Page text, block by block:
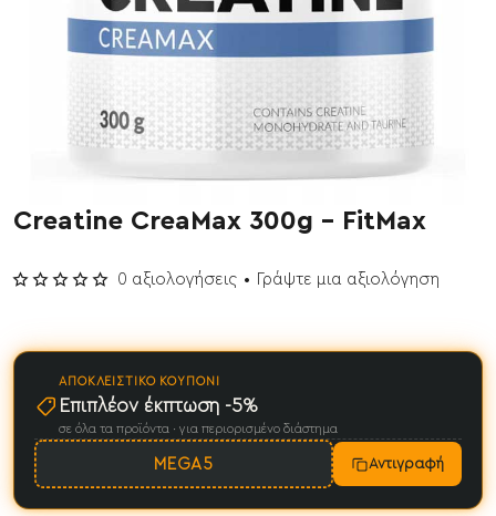
Έχει εξαντληθεί
Creatine CreaMax 300g - FitMax
0 αξιολογήσεις • Γράψτε μια αξιολόγηση
ΑΠΟΚΛΕΙΣΤΙΚΌ ΚΟΥΠΌΝΙ
Επιπλέον έκπτωση -5%
σε όλα τα προϊόντα · για περιορισμένο διάστημα
MEGA5 Αντιγραφή